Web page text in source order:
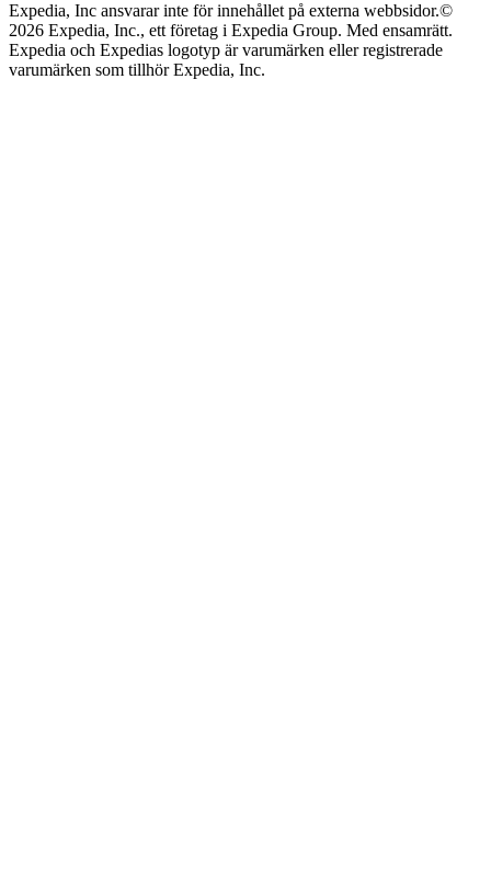
Expedia, Inc ansvarar inte för innehållet på externa webbsidor.©
2026 Expedia, Inc., ett företag i Expedia Group. Med ensamrätt.
Expedia och Expedias logotyp är varumärken eller registrerade
varumärken som tillhör Expedia, Inc.